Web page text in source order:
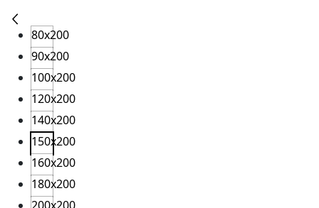
80x200
90x200
100x200
120x200
140x200
150x200
160x200
180x200